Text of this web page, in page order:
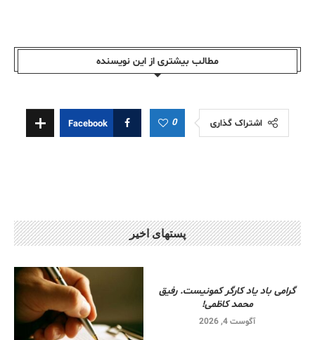
مطالب بیشتری از این نویسندە
اشتراک گذاری 0
Facebook
پستهای اخیر
گرامی باد یاد کارگر کمونیست. رفیق
محمد کاظمی!
آگوست 4, 2026